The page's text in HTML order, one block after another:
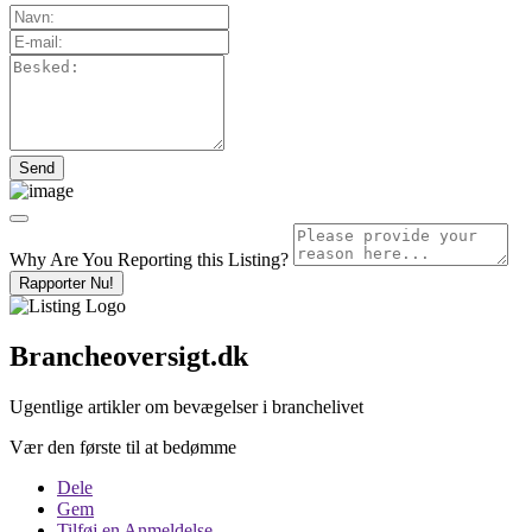
Why Are You Reporting this Listing?
Rapporter Nu!
Brancheoversigt.dk
Ugentlige artikler om bevægelser i branchelivet
Vær den første til at bedømme
Dele
Gem